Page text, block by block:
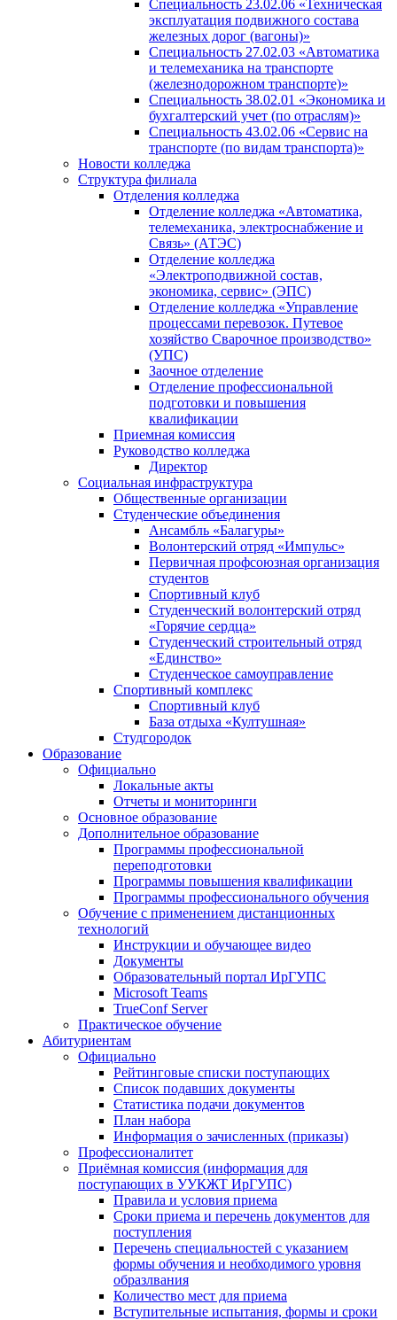
Специальность 23.02.06 «Техническая
эксплуатация подвижного состава
железных дорог (вагоны)»
Специальность 27.02.03 «Автоматика
и телемеханика на транспорте
(железнодорожном транспорте)»
Специальность 38.02.01 «Экономика и
бухгалтерский учет (по отраслям)»
Специальность 43.02.06 «Сервис на
транспорте (по видам транспорта)»
Новости колледжа
Структура филиала
Отделения колледжа
Отделение колледжа «Автоматика,
телемеханика, электроснабжение и
Связь» (АТЭС)
Отделение колледжа
«Электроподвижной состав,
экономика, сервис» (ЭПС)
Отделение колледжа «Управление
процессами перевозок. Путевое
хозяйство Сварочное производство»
(УПС)
Заочное отделение
Отделение профессиональной
подготовки и повышения
квалификации
Приемная комиссия
Руководство колледжа
Директор
Социальная инфраструктура
Общественные организации
Студенческие объединения
Ансамбль «Балагуры»
Волонтерский отряд «Импульс»
Первичная профсоюзная организация
студентов
Спортивный клуб
Студенческий волонтерский отряд
«Горячие сердца»
Студенческий строительный отряд
«Единство»
Студенческое самоуправление
Спортивный комплекс
Спортивный клуб
База отдыха «Култушная»
Студгородок
Образование
Официально
Локальные акты
Отчеты и мониторинги
Основное образование
Дополнительное образование
Программы профессиональной
переподготовки
Программы повышения квалификации
Программы профессионального обучения
Обучение с применением дистанционных
технологий
Инструкции и обучающее видео
Документы
Образовательный портал ИрГУПС
Microsoft Teams
TrueConf Server
Практическое обучение
Абитуриентам
Официально
Рейтинговые списки поступающих
Список подавших документы
Статистика подачи документов
План набора
Информация о зачисленных (приказы)
Профессионалитет
Приёмная комиссия (информация для
поступающих в УУКЖТ ИрГУПС)
Правила и условия приема
Сроки приема и перечень документов для
поступления
Перечень специальностей с указанием
формы обучения и необходимого уровня
образлвания
Количество мест для приема
Вступительные испытания, формы и сроки